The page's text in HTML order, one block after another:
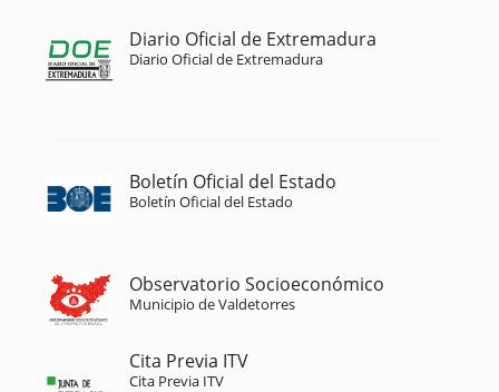
Diario Oficial de Extremadura
Diario Oficial de Extremadura
Boletín Oficial del Estado
Boletín Oficial del Estado
Observatorio Socioeconómico
Municipio de Valdetorres
Cita Previa ITV
Cita Previa ITV